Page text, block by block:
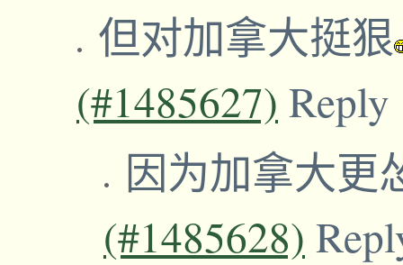
但对加拿大挺狠
(#1485627) Reply
因为加拿大更
(#1485628)